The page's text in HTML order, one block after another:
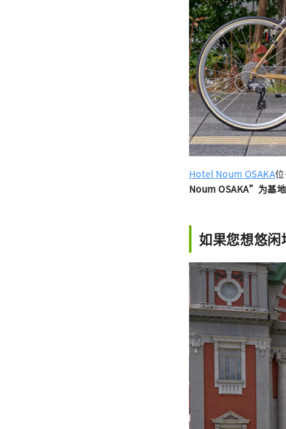
Hotel Noum OSAKA
Noum OSAKA”为基
如果您想悠